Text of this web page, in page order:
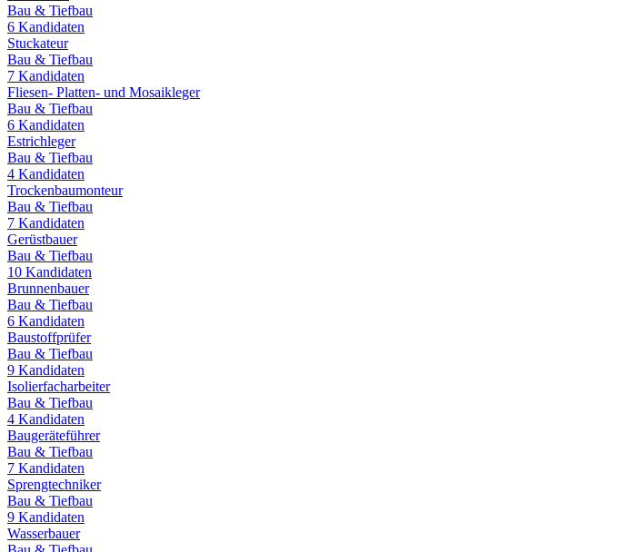
Bau & Tiefbau
6 Kandidaten
Stuckateur
Bau & Tiefbau
7 Kandidaten
Fliesen- Platten- und Mosaikleger
Bau & Tiefbau
6 Kandidaten
Estrichleger
Bau & Tiefbau
4 Kandidaten
Trockenbaumonteur
Bau & Tiefbau
7 Kandidaten
Gerüstbauer
Bau & Tiefbau
10 Kandidaten
Brunnenbauer
Bau & Tiefbau
6 Kandidaten
Baustoffprüfer
Bau & Tiefbau
9 Kandidaten
Isolierfacharbeiter
Bau & Tiefbau
4 Kandidaten
Baugeräteführer
Bau & Tiefbau
7 Kandidaten
Sprengtechniker
Bau & Tiefbau
9 Kandidaten
Wasserbauer